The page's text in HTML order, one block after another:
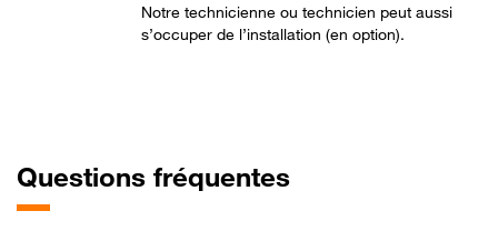
Notre technicienne ou technicien peut aussi
s’occuper de l’installation (en option).
Questions fréquentes